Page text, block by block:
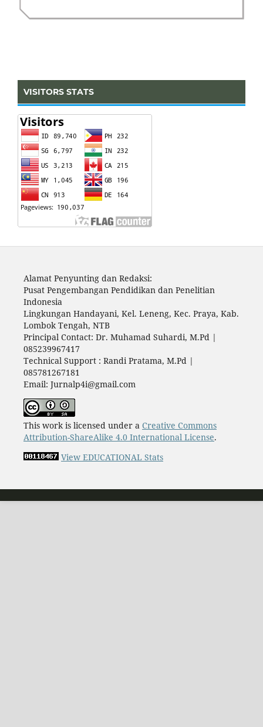
VISITORS STATS
Alamat Penyunting dan Redaksi:
Pusat Pengembangan Pendidikan dan Penelitian
Indonesia
Lingkungan Handayani, Kel. Leneng, Kec. Praya, Kab.
Lombok Tengah, NTB
Principal Contact: Dr. Muhamad Suhardi, M.Pd |
085239967417
Technical Support : Randi Pratama, M.Pd |
085781267181
Email: Jurnalp4i@gmail.com
This work is licensed under a Creative Commons
Attribution-ShareAlike 4.0 International License.
View EDUCATIONAL Stats